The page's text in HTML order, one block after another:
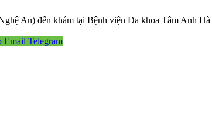
An) đến khám tại Bệnh viện Đa khoa Tâm Anh
Email Telegram